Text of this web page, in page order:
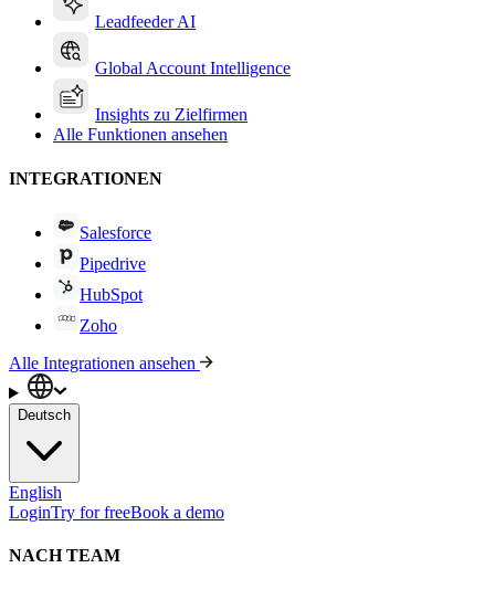
Leadfeeder AI
Global Account Intelligence
Insights zu Zielfirmen
Alle Funktionen ansehen
INTEGRATIONEN
Salesforce
Pipedrive
HubSpot
Zoho
Alle Integrationen ansehen
Deutsch
English
LoginTry for freeBook a demo
NACH TEAM